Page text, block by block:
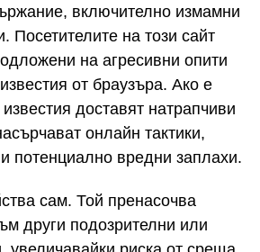
включително измамни
Посетителите на този сайт
на агресивни опити
от браузъра. Ако е
доставят натрапчиви
онлайн тактики,
потенциално вредни заплахи.
сам. Той пренасочва
други подозрителни или